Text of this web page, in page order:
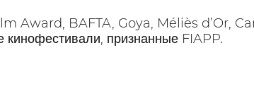
Award, BAFTA, Goya, Méliès d’Or,
кинофестивали, признанные FIAPP.